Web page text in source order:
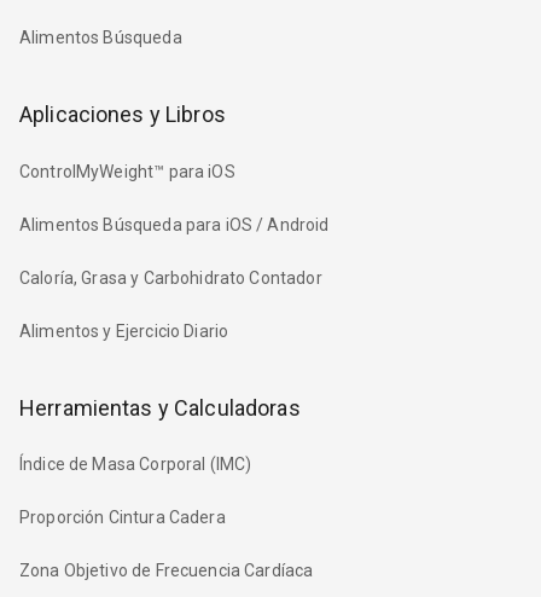
Alimentos Búsqueda
Aplicaciones y Libros
ControlMyWeight™ para iOS
Alimentos Búsqueda para iOS / Android
Caloría, Grasa y Carbohidrato Contador
Alimentos y Ejercicio Diario
Herramientas y Calculadoras
Índice de Masa Corporal (IMC)
Proporción Cintura Cadera
Zona Objetivo de Frecuencia Cardíaca